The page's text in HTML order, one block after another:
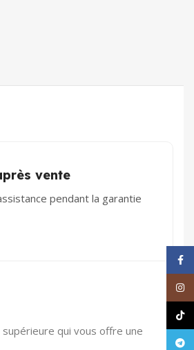
vente
pendant la garantie
qui vous offre une